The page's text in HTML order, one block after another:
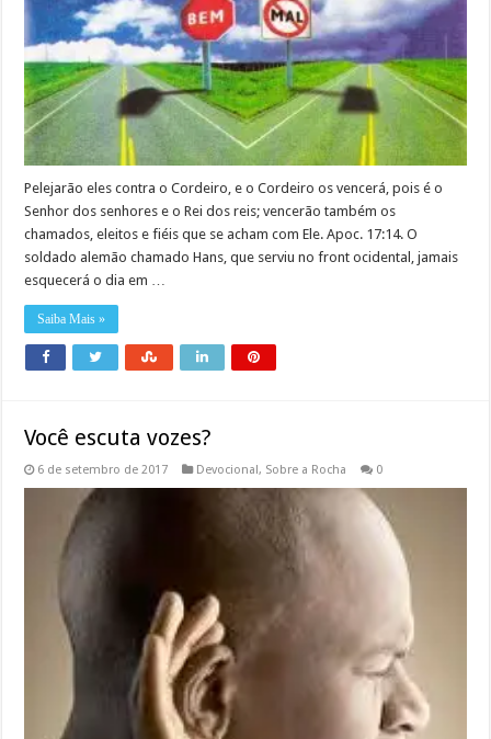
Pelejarão eles contra o Cordeiro, e o Cordeiro os vencerá, pois é o
Senhor dos senhores e o Rei dos reis; vencerão também os
chamados, eleitos e fiéis que se acham com Ele. Apoc. 17:14. O
soldado alemão chamado Hans, que serviu no front ocidental, jamais
esquecerá o dia em …
Saiba Mais »
Você escuta vozes?
6 de setembro de 2017 Devocional, Sobre a Rocha 0